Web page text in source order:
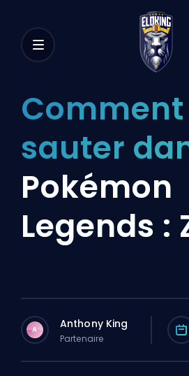
Comment
sauter
Pokémon
Legends :
A Anthony King
Partenaire